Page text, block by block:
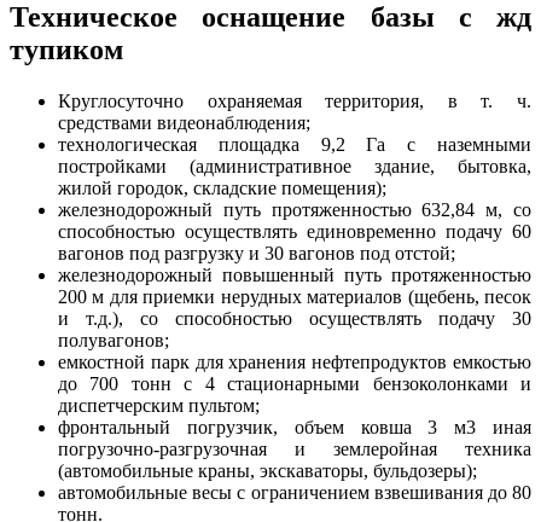
Техническое оснащение базы с жд
тупиком
Круглосуточно охраняемая территория, в т. ч.
средствами видеонаблюдения;
технологическая площадка 9,2 Га с наземными
постройками (административное здание, бытовка,
жилой городок, складские помещения);
железнодорожный путь протяженностью 632,84 м, со
способностью осуществлять единовременно подачу 60
вагонов под разгрузку и 30 вагонов под отстой;
железнодорожный повышенный путь протяженностью
200 м для приемки нерудных материалов (щебень, песок
и т.д.), со способностью осуществлять подачу 30
полувагонов;
емкостной парк для хранения нефтепродуктов емкостью
до 700 тонн с 4 стационарными бензоколонками и
диспетчерским пультом;
фронтальный погрузчик, объем ковша 3 м3 иная
погрузочно-разгрузочная и землеройная техника
(автомобильные краны, экскаваторы, бульдозеры);
автомобильные весы с ограничением взвешивания до 80
тонн.